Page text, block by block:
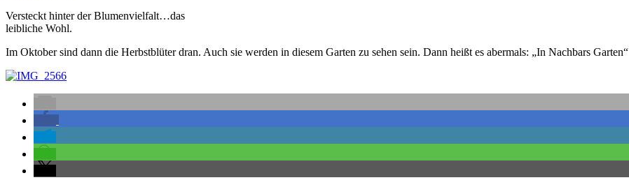
Versteckt hinter der Blumenvielfalt…das
leibliche Wohl.
Im Oktober sind dann die Herbstblüter dran. Auch sie werden in diesem Garten zu sehen sein. Dann heißt es abermals: „In Nachbars Garten“